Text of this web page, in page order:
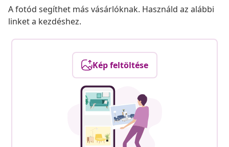
A fotód segíthet más vásárlóknak. Használd az alábbi
linket a kezdéshez.
Kép feltöltése